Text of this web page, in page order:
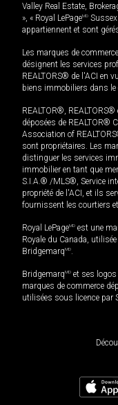
Valley Real Estate,
», « Royal LePageMD
appartiennent et sont
Les marques de
désignent les services
REALTORS® de l'ACI en
biens immobiliers dans le
REALTOR®,
déposées de REALTOR®
Association of
sont propriétaires. Les
distinguer les services
immobilier en tant que
S.I.A.® /MLS®, Service
propriété de l'ACI, et ils
fournissent les courtiers
Royal LePageMD est une
Royale du Canada,
BridgemarqMD.
BridgemarqMD et ses
marques de commerce
utilisées sous licence par